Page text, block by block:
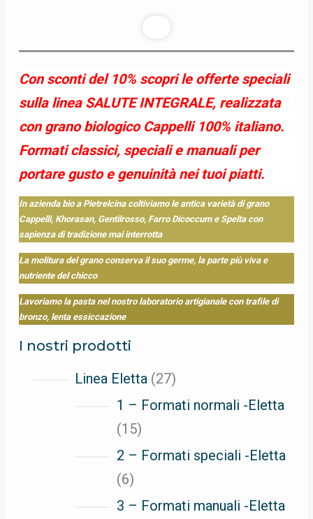
Con sconti del 10% scopri le offerte speciali
sulla linea SALUTE INTEGRALE, realizzata
con grano biologico Cappelli 100% italiano.
Formati classici, speciali e manuali per
portare gusto e genuinità nei tuoi piatti.
In azienda bio a Pietrelcina coltiviamo le antica varietà di grano
Cappelli, Khorasan, Gentilrosso, Farro Dicoccum e Spelta con
sapienza di tradizione mai interrotta
La molitura del grano conserva il suo germe, la parte più viva e
nutriente del chicco
Lavoriamo la pasta nel nostro laboratorio artigianale con trafile di
bronzo, lenta essiccazione
I nostri prodotti
Linea Eletta 2727
prodotti
1 – Formati normali -Eletta
1515
prodotti
2 – Formati speciali -Eletta
66
prodotti
3 – Formati manuali -Eletta